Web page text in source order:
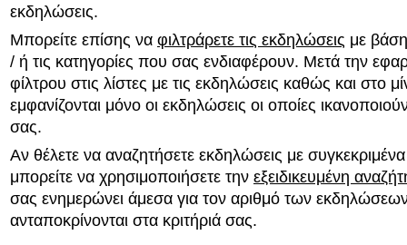
εκδηλώσεις.
Μπορείτε επίσης να φιλτράρετε τις εκδηλώσεις με βάση
/ ή τις κατηγορίες που σας ενδιαφέρουν. Μετά την
φίλτρου στις λίστες με τις εκδηλώσεις καθώς και στο
εμφανίζονται μόνο οι εκδηλώσεις οι οποίες
σας.
Αν θέλετε να αναζητήσετε εκδηλώσεις με συγκεκριμένα
μπορείτε να χρησιμοποιήσετε την εξειδικευμένη
σας ενημερώνει άμεσα για τον αριθμό των
ανταποκρίνονται στα κριτήριά σας.